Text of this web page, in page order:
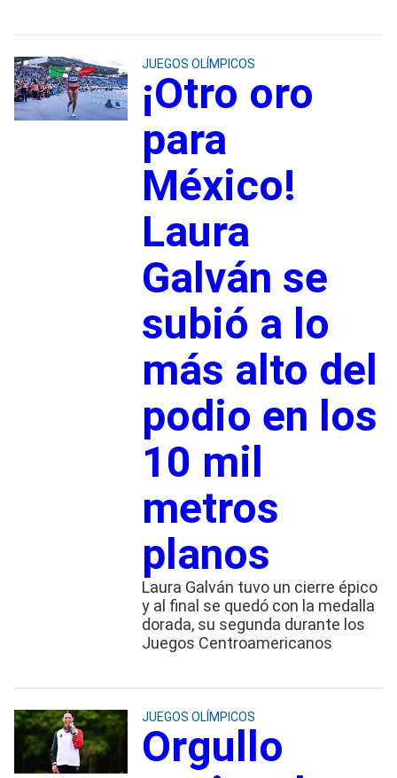
JUEGOS OLÍMPICOS
¡Otro oro
para
México!
Laura
Galván se
subió a lo
más alto del
podio en los
10 mil
metros
planos
Laura Galván tuvo un cierre épico
y al final se quedó con la medalla
dorada, su segunda durante los
Juegos Centroamericanos
JUEGOS OLÍMPICOS
Orgullo